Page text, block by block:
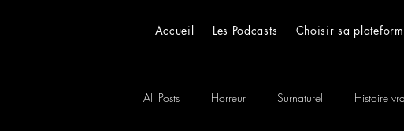
Accueil Les Podcasts Choisir sa
All Posts Horreur Surnaturel Histoire